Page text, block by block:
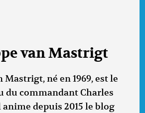
van Mastrigt
né en 1969, est le
du commandant Charles
depuis 2015 le blog